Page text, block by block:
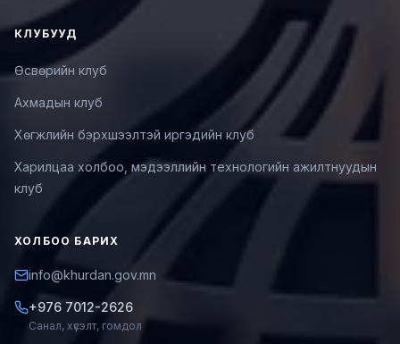
КЛУБУУД
Өсвөрийн клуб
Ахмадын клуб
Хөгжлийн бэрхшээлтэй иргэдийн клуб
Харилцаа холбоо, мэдээллийн технологийн ажилтнуудын
клуб
ХОЛБОО БАРИХ
info@khurdan.gov.mn
+976 7012-2626
Санал, хүсэлт, гомдол